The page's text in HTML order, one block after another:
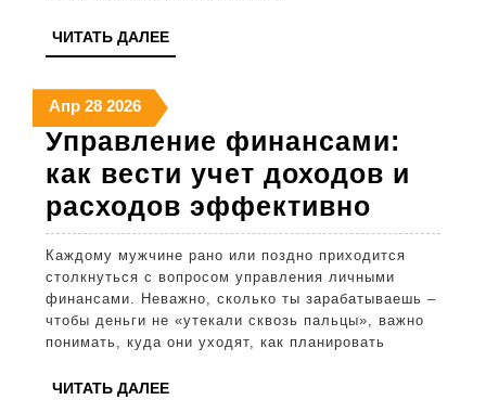
шаги
ЧИТАТЬ ДАЛЕЕЧИТАТЬ
ДАЛЕЕ
Апр28
апреля
2026
2828
апреля
2026
202628
апреля
2026
Управление финансами:
как вести учет доходов и
расходов эффективно
как
вести
учет
Каждому мужчине рано или поздно приходится
столкнуться с вопросом управления личными
финансами. Неважно, сколько ты зарабатываешь –
чтобы деньги не «утекали сквозь пальцы», важно
понимать, куда они уходят, как планировать
ЧИТАТЬ ДАЛЕЕЧИТАТЬ